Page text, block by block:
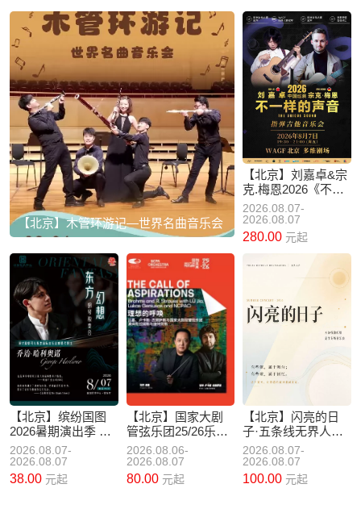
【北京】木管环游记—世界名曲音乐会
【北京】刘嘉卓&宗
克.梅恩2026《不一
样的声音》北京站
2026.08.07-
2026.08.07
280.00 元起
【北京】缤纷国图
2026暑期演出季 柴
赛银奖乔治?哈利奥
诺“东方幻想”钢琴独
奏音乐会
2026.08.07-
2026.08.07
38.00 元起
【北京】国家大剧
管弦乐团25/26乐季
闭幕音乐会：“理想
的呼唤”吕嘉、卢卡
斯·杰努萨斯与国家
大剧院管弦乐团演
2026.08.06-
2026.08.07
80.00 元起
【北京】闪亮的日
子·五条线无界人声
乐团夏季专场音乐
会
2026.08.07-
2026.08.07
100.00 元起